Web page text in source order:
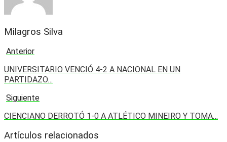
Milagros Silva
Anterior
UNIVERSITARIO VENCIÓ 4-2 A NACIONAL EN UN
PARTIDAZO…
Siguiente
CIENCIANO DERROTÓ 1-0 A ATLÉTICO MINEIRO Y TOMA…
Artículos relacionados